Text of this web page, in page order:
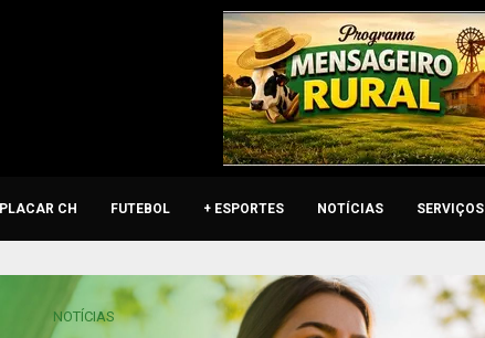
PLACAR CH FUTEBOL + ESPORTES NOTÍCIAS SERVIÇOS
NOTÍCIAS